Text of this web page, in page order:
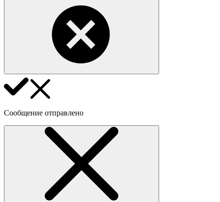
Сообщение отправлено